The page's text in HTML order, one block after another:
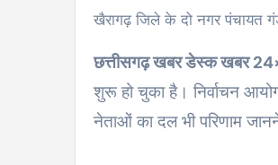
खैरागढ़ जिले के दो नगर
छत्तीसगढ़ खबर डेस्क खबर
शुरू हो चुका है। निर्वाचन
नेताओं का दल भी परिणाम